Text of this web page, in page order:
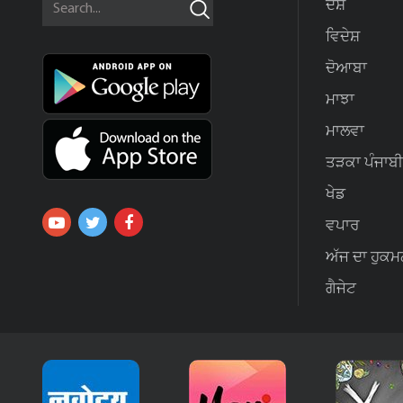
ਦੇਸ਼
ਵਿਦੇਸ਼
ਦੋਆਬਾ
ਮਾਝਾ
ਮਾਲਵਾ
ਤੜਕਾ ਪੰਜਾਬੀ
ਖੇਡ
ਵਪਾਰ
ਅੱਜ ਦਾ
ਗੈਜੇਟ